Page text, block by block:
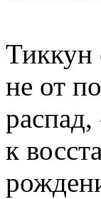
Тиккун
не от
распад,
к